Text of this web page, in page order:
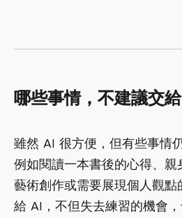
哪些事情，不建議交
雖然 AI 很方便，但有些事情
例如閱讀一本書後的心得、親
藝術創作或需要展現個人觀點
給 AI，不但失去練習的機會